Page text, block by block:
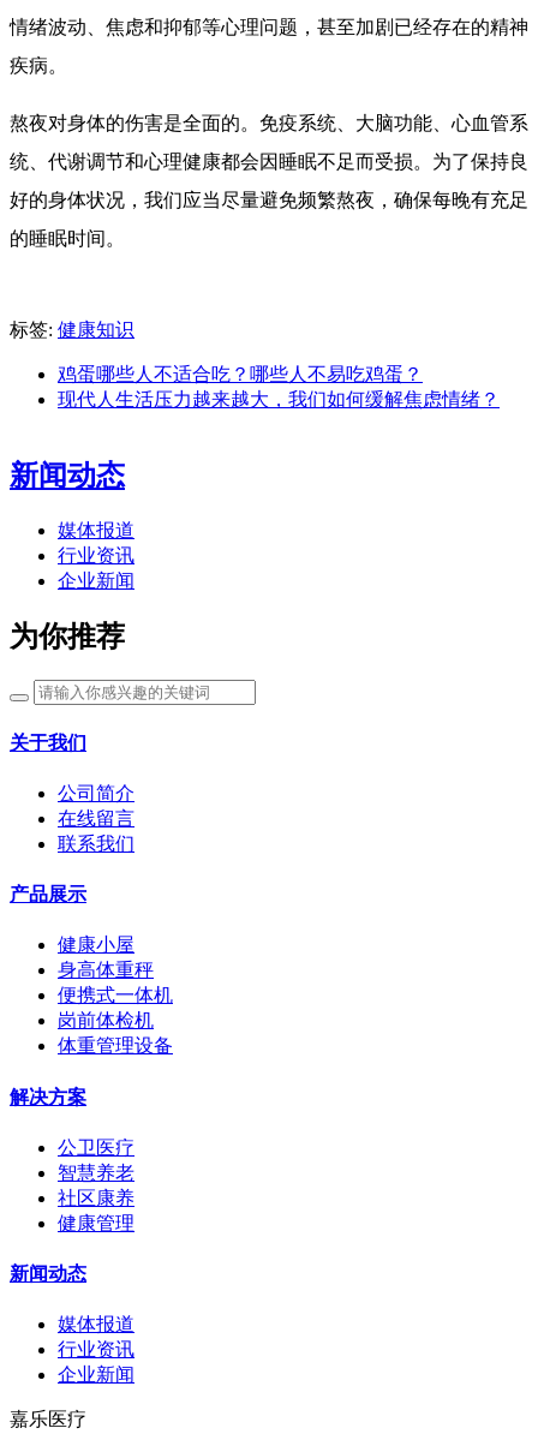
情绪波动、焦虑和抑郁等心理问题，甚至加剧已经存在的精神
疾病。
熬夜对身体的伤害是全面的。免疫系统、大脑功能、心血管系
统、代谢调节和心理健康都会因睡眠不足而受损。为了保持良
好的身体状况，我们应当尽量避免频繁熬夜，确保每晚有充足
的睡眠时间。
标签: 健康知识
鸡蛋哪些人不适合吃？哪些人不易吃鸡蛋？
现代人生活压力越来越大，我们如何缓解焦虑情绪？
新闻动态
媒体报道
行业资讯
企业新闻
为你推荐
关于我们
公司简介
在线留言
联系我们
产品展示
健康小屋
身高体重秤
便携式一体机
岗前体检机
体重管理设备
解决方案
公卫医疗
智慧养老
社区康养
健康管理
新闻动态
媒体报道
行业资讯
企业新闻
嘉乐医疗